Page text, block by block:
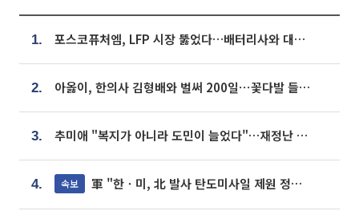
1. 포스코퓨처엠, LFP 시장 뚫었다…배터리사와 대규모 장기 공급 합의
2. 아옳이, 한의사 김형배와 벌써 200일⋯꽃다발 들고 "프러포즈 아냐"
3. 추미애 "복지가 아니라 도민이 늘었다"…재정난 책임론 정면돌파
4. 속보 軍 "한ㆍ미, 北 발사 탄도미사일 제원 정밀분석 중"